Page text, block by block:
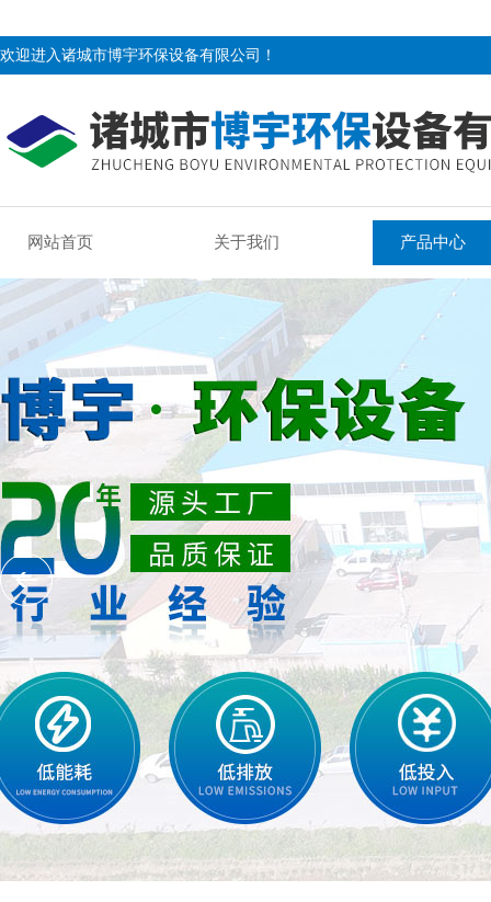
欢迎进入诸城市博宇环保设备有限公司！
网站首页 关于我们 产品中心